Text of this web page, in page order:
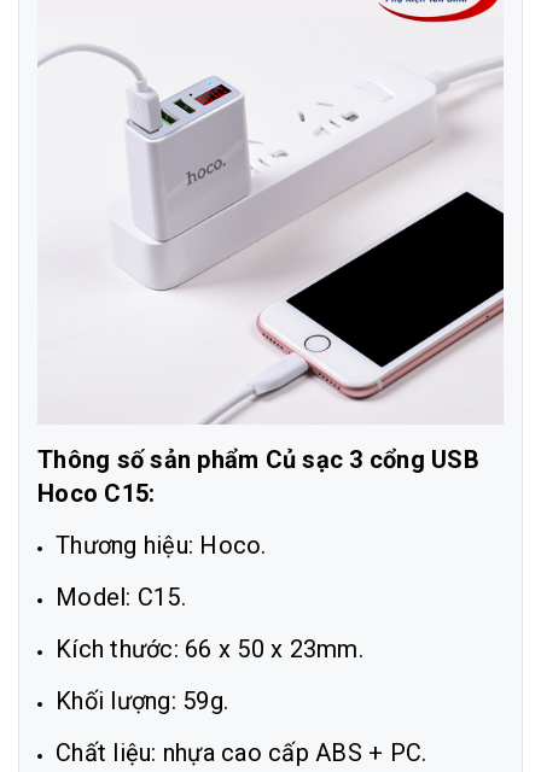
Thông số sản phẩm Củ sạc 3 cổng USB
Hoco C15:
Thương hiệu: Hoco.
Model: C15.
Kích thước: 66 x 50 x 23mm.
Khối lượng: 59g.
Chất liệu: nhựa cao cấp ABS + PC.